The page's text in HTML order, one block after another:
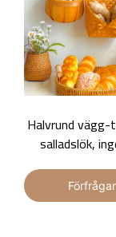
Halvrund
salladslök,